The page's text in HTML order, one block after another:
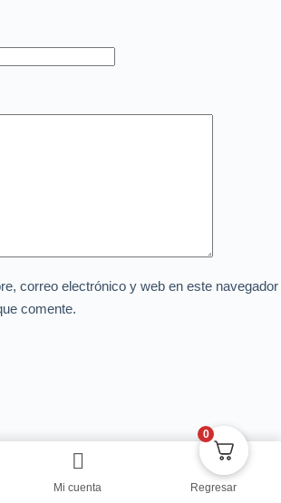
correo electrónico y web en este navegador
comente.
Mi cuenta Regresar
0